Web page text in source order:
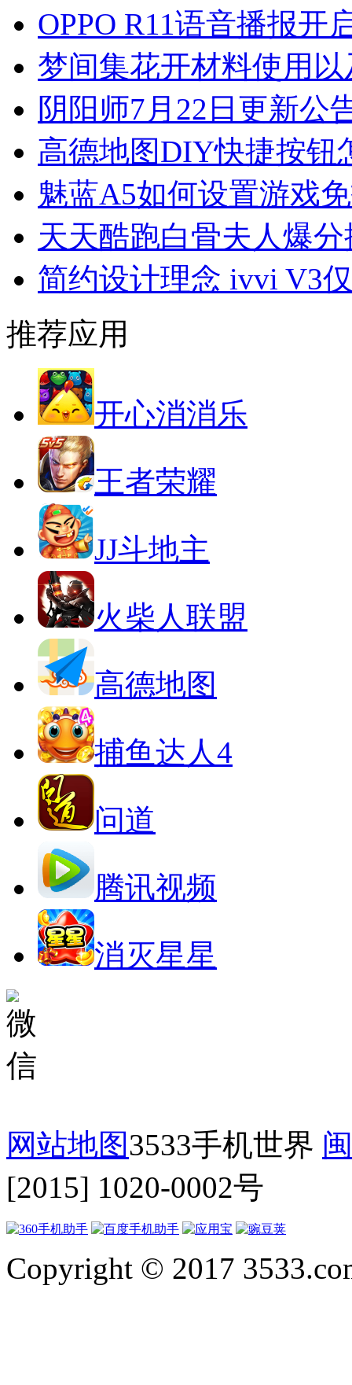
OPPO R11语音播报开
梦间集​花开材料使用
阴阳师7月22日更新公
高德地图DIY快捷按钮
魅蓝A5如何设置游戏
天天酷跑白骨夫人爆
简约设计理念 ivvi V3
推荐应用
开心消消乐
王者荣耀
JJ斗地主
火柴人联盟
高德地图
捕鱼达人4
问道
腾讯视频
消灭星星
网站地图3533手机世界
[2015] 1020-0002号
Copyright © 2017